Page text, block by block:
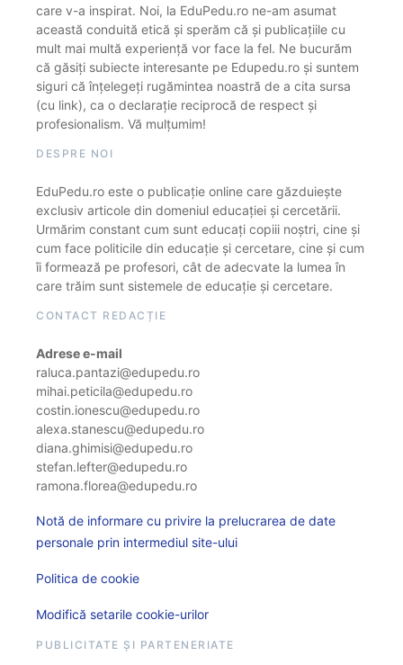
care v-a inspirat. Noi, la EduPedu.ro ne-am asumat
această conduită etică și sperăm că și publicațiile cu
mult mai multă experiență vor face la fel. Ne bucurăm
că găsiți subiecte interesante pe Edupedu.ro și suntem
siguri că înțelegeți rugămintea noastră de a cita sursa
(cu link), ca o declarație reciprocă de respect și
profesionalism. Vă mulțumim!
DESPRE NOI
EduPedu.ro este o publicație online care găzduiește
exclusiv articole din domeniul educației și cercetării.
Urmărim constant cum sunt educați copiii noștri, cine și
cum face politicile din educație și cercetare, cine și cum
îi formează pe profesori, cât de adecvate la lumea în
care trăim sunt sistemele de educație și cercetare.
CONTACT REDACȚIE
Adrese e-mail
raluca.pantazi@edupedu.ro
mihai.peticila@edupedu.ro
costin.ionescu@edupedu.ro
alexa.stanescu@edupedu.ro
diana.ghimisi@edupedu.ro
stefan.lefter@edupedu.ro
ramona.florea@edupedu.ro
Notă de informare cu privire la prelucrarea de date
personale prin intermediul site-ului
Politica de cookie
Modifică setarile cookie-urilor
PUBLICITATE ȘI PARTENERIATE